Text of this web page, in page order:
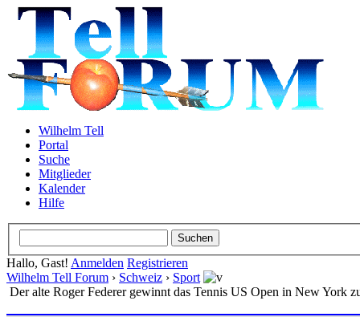
Wilhelm Tell
Portal
Suche
Mitglieder
Kalender
Hilfe
Hallo, Gast! Anmelden Registrieren
Wilhelm Tell Forum › Schweiz › Sport
Der alte Roger Federer gewinnt das Tennis US Open in New York